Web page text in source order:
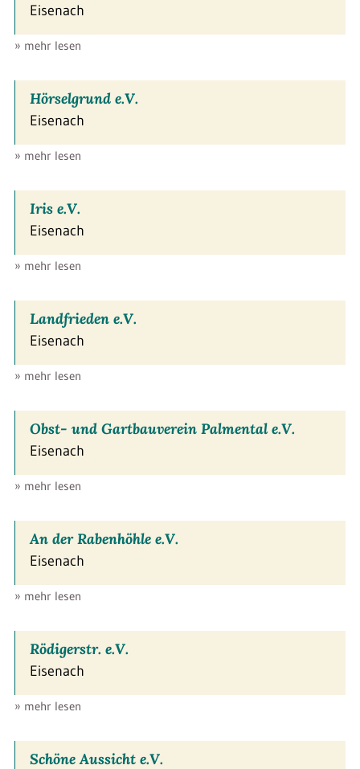
Eisenach
» mehr lesen
Hörselgrund e.V.
Eisenach
» mehr lesen
Iris e.V.
Eisenach
» mehr lesen
Landfrieden e.V.
Eisenach
» mehr lesen
Obst- und Gartbauverein Palmental e.V.
Eisenach
» mehr lesen
An der Rabenhöhle e.V.
Eisenach
» mehr lesen
Rödigerstr. e.V.
Eisenach
» mehr lesen
Schöne Aussicht e.V.